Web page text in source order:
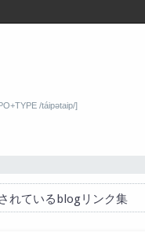
/táipətaip/]
れているblogリンク集